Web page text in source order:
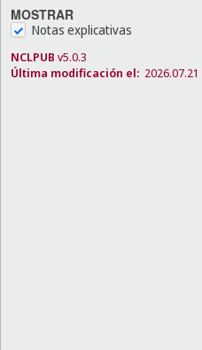
MOSTRAR
Notas explicativas
NCLPUB v5.0.3
Última modificación el: 2026.07.21